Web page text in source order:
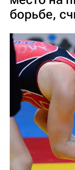
борьбе,